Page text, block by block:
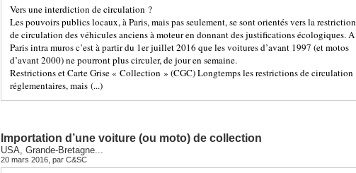
Vers une interdiction de circulation ?
Les pouvoirs publics locaux, à Paris, mais pas seulement, se sont orientés vers la restriction
de circulation des véhicules anciens à moteur en donnant des justifications écologiques. A
Paris intra muros c’est à partir du 1er juillet 2016 que les voitures d’avant 1997 (et motos
d’avant 2000) ne pourront plus circuler, de jour en semaine.
Restrictions et Carte Grise « Collection » (CGC) Longtemps les restrictions de circulation
réglementaires, mais (...)
Importation d’une voiture (ou moto) de collection
USA, Grande-Bretagne...
20 mars 2016, par C&SC